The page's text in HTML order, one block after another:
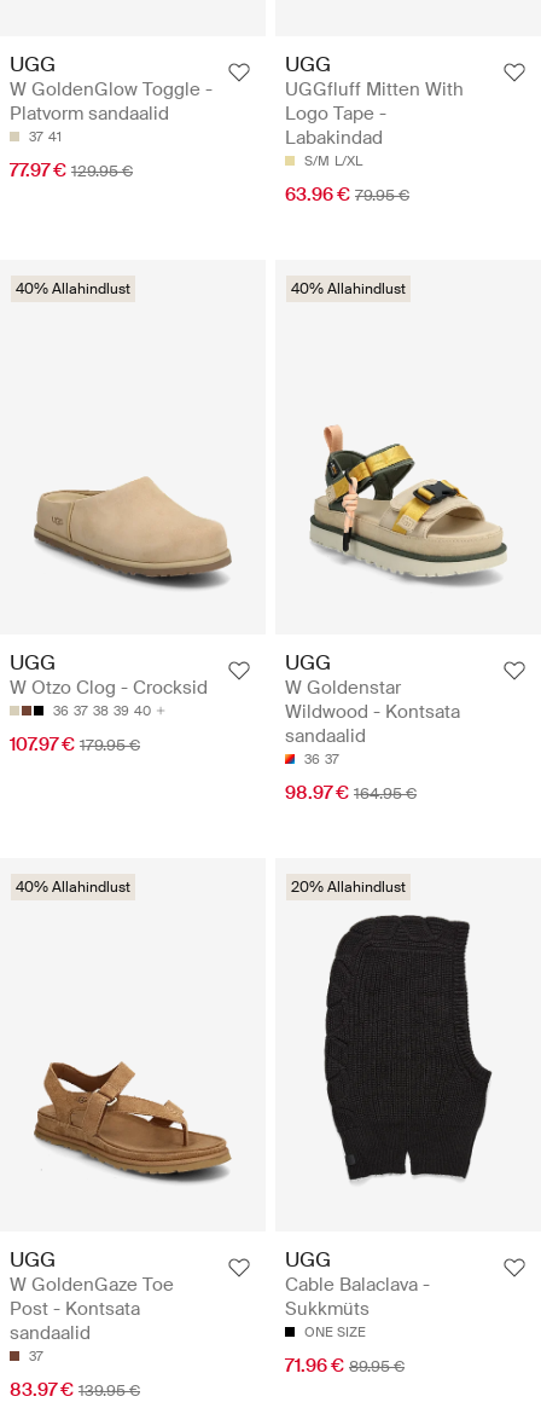
UGG
W GoldenGlow Toggle -
Platvorm sandaalid
37 41
77.97 € 129.95 €
UGG
UGGfluff Mitten With
Logo Tape -
Labakindad
S/M L/XL
63.96 € 79.95 €
40% Allahindlust
UGG
W Otzo Clog - Crocksid
36 37 38 39 40
107.97 € 179.95 €
40% Allahindlust
UGG
W Goldenstar
Wildwood - Kontsata
sandaalid
36 37
98.97 € 164.95 €
40% Allahindlust
UGG
W GoldenGaze Toe
Post - Kontsata
sandaalid
37
83.97 € 139.95 €
20% Allahindlust
UGG
Cable Balaclava -
Sukkmüts
ONE SIZE
71.96 € 89.95 €